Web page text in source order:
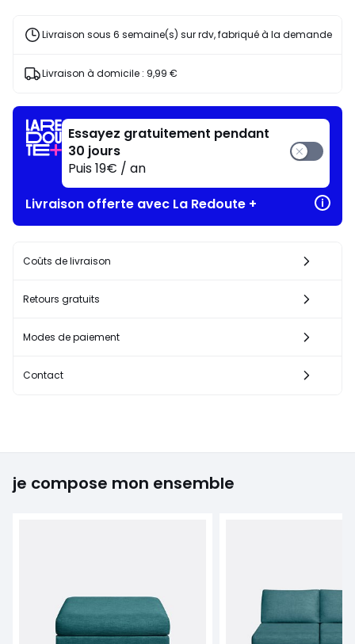
articles
J'en
Livraison sous 6 semaine(s) sur rdv, fabriqué à la demande
Livraison à domicile : 9,99 €
Essayez gratuitement pendant
30 jours
Puis 19€ / an
Livraison offerte avec La Redoute +
Coûts de livraison
Retours gratuits
Modes de paiement
Contact
je compose mon ensemble